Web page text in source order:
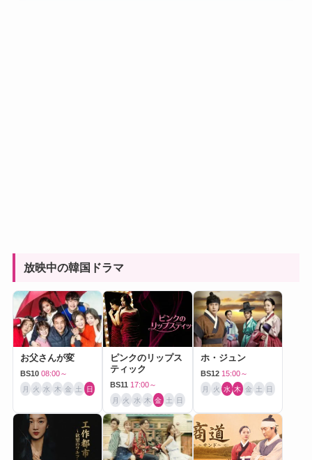
放映中の韓国ドラマ
お父さんが変
BS10 08:00～
月 火 水 木 金 土 日
ピンクのリップス
ティック
BS11 17:00～
月 火 水 木 金 土 日
ホ・ジュン
BS12 15:00～
月 火 水 木 金 土 日